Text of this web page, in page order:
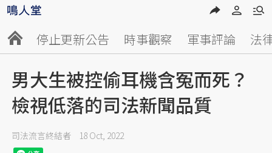
停止更新公告 時事觀察 軍事評論 法
男大生被控偷耳機含冤而死？
檢視低落的司法新聞品質
司法流言終結者 18 Oct, 2022